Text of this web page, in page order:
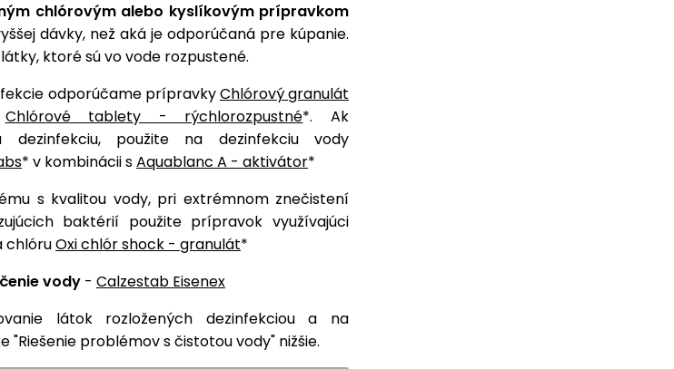
chlórovým alebo kyslíkovým prípravkom
dávky, než aká je odporúčaná pre kúpanie.
ktoré sú vo vode rozpustené.
odporúčame prípravkyChlórový granulát
Chlórové tablety - rýchlorozpustné*. Ak
dezinfekciu, použite na dezinfekciu vody
* v kombinácii sAquablanc A - aktivátor*
s kvalitou vody, pri extrémnom znečistení
baktérií použite prípravok využívajúci
chlóruOxi chlór shock - granulát*
vody - Calzestab Eisenex
látok rozložených dezinfekciou a na
"Riešenie problémov s čistotou vody" nižšie.